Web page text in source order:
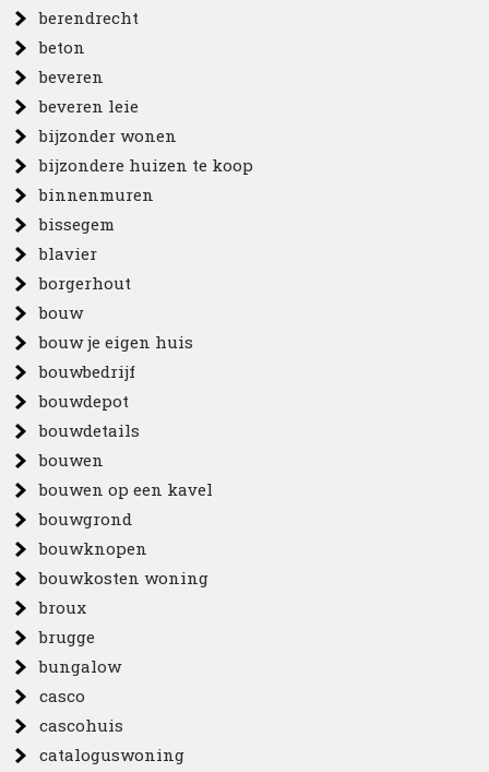
berendrecht
beton
beveren
beveren leie
bijzonder wonen
bijzondere huizen te koop
binnenmuren
bissegem
blavier
borgerhout
bouw
bouw je eigen huis
bouwbedrijf
bouwdepot
bouwdetails
bouwen
bouwen op een kavel
bouwgrond
bouwknopen
bouwkosten woning
broux
brugge
bungalow
casco
cascohuis
cataloguswoning